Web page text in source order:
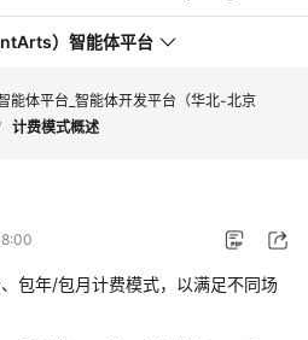
）智能体平台
能体平台_智能体开发平台（华北-北京
计费模式概述
包年/包月计费模式，以满足不同场